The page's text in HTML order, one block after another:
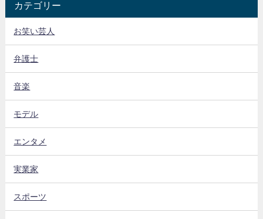
カテゴリー
お笑い芸人
弁護士
音楽
モデル
エンタメ
実業家
スポーツ